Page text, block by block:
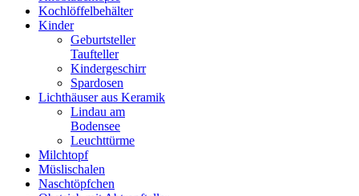
Kochlöffelbehälter
Kinder
Geburtsteller
Taufteller
Kindergeschirr
Spardosen
Lichthäuser aus Keramik
Lindau am
Bodensee
Leuchttürme
Milchtopf
Müslischalen
Naschtöpfchen